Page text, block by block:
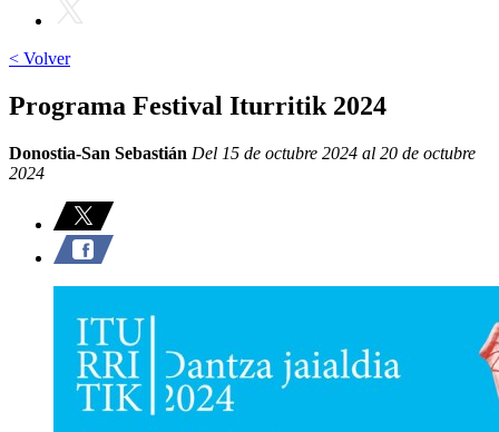
< Volver
Programa Festival Iturritik 2024
Donostia-San Sebastián Del 15 de octubre 2024 al 20 de octubre
2024